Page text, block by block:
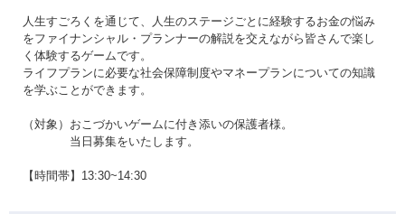
人生すごろくを通じて、人生のステージごとに経験するお金の悩み
をファイナンシャル・プランナーの解説を交えながら皆さんで楽し
く体験するゲームです。
ライフプランに必要な社会保障制度やマネープランについての知識
を学ぶことができます。
（対象）おこづかいゲームに付き添いの保護者様。
当日募集をいたします。
【時間帯】13:30~14:30